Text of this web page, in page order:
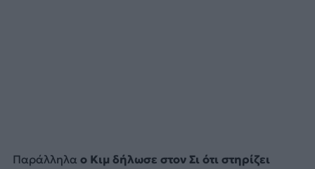
Παράλληλα ο Κιμ δήλωσε στον Σι ότι στηρίζει